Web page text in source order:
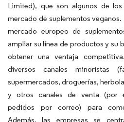
Limited), que son algunos de
mercado de suplementos veganos.
mercado europeo de
ampliar su línea de productos y su
obtener una ventaja
diversos canales minoristas
supermercados, droguerías,
y otros canales de venta (por
pedidos por correo) para
Además, las empresas se